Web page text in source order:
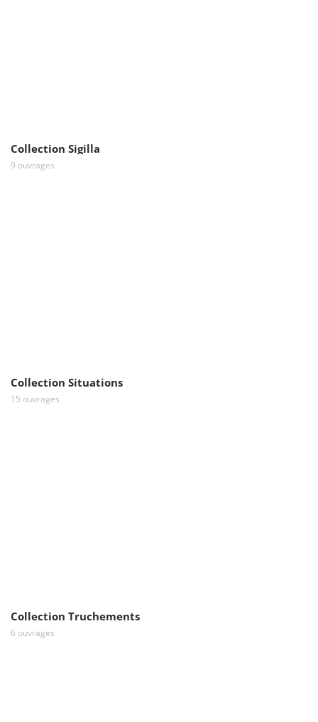
Collection Sigilla
9 ouvrages
Collection Situations
15 ouvrages
Collection Truchements
6 ouvrages